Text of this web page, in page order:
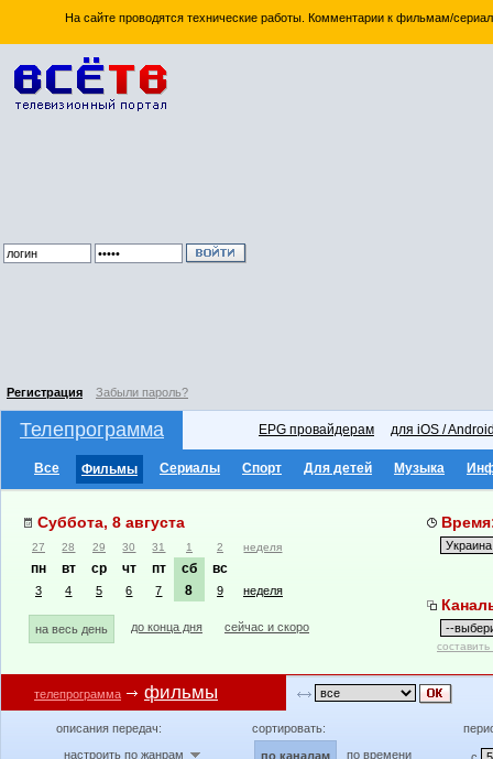
На сайте проводятся технические работы. Комментарии к фильмам/
Регистрация Забыли пароль?
Телепрограмма EPG провайдерам для iOS /
Все Фильмы Сериалы Спорт Для детей Музыка
Суббота, 8 августа
27 28 29 30 31 1 2 неделя
пн вт ср чт пт сб вс
3 4 5 6 7 8 9 неделя
на весь день до конца дня сейчас и скоро
телепрограмма фильмы
описания передач:
настроить по жанрам
сортировать:
по каналам по времени